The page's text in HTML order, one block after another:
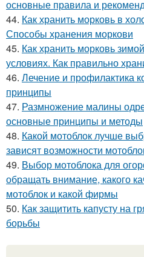
основные правила и
44. Как хранить морковь в
Способы хранения моркови
45. Как хранить морковь
условиях. Как правильно
46. Лечение и профилактика
принципы
47. Размножение малины
основные принципы и методы
48. Какой мотоблок лучше
зависят возможности
49. Выбор мотоблока для
обращать внимание, какого
мотоблок и какой фирмы
50. Как защитить капусту на
борьбы